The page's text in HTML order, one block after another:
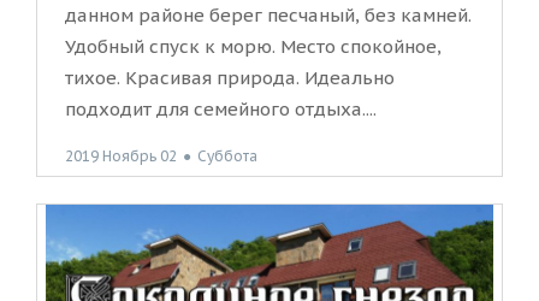
данном районе берег песчаный, без камней.
Удобный спуск к морю. Место спокойное,
тихое. Красивая природа. Идеально
подходит для семейного отдыха....
2019 Ноябрь 02 ● Суббота